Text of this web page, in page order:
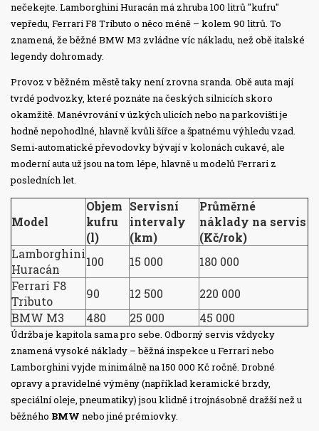
nečekejte. Lamborghini Huracán má zhruba 100 litrů "kufru"
vepředu, Ferrari F8 Tributo o něco méně – kolem 90 litrů. To
znamená, že běžné BMW M3 zvládne víc nákladu, než obě italské
legendy dohromady.
Provoz v běžném městě taky není zrovna sranda. Obě auta mají
tvrdé podvozky, které poznáte na českých silnicích skoro
okamžitě. Manévrování v úzkých ulicích nebo na parkovišti je
hodně nepohodlné, hlavně kvůli šířce a špatnému výhledu vzad.
Semi-automatické převodovky bývají v kolonách cukavé, ale
moderní auta už jsou na tom lépe, hlavně u modelů Ferrari z
posledních let.
Model
Objem
kufru
(l)
Servisní
intervaly
(km)
Průměrné
náklady na servis
(Kč/rok)
Lamborghini
Huracán
100 15 000
180 000
Ferrari F8
Tributo
90 12 500
220 000
BMW M3
480 25 000 45 000
Údržba je kapitola sama pro sebe. Odborný servis vždycky
znamená vysoké náklady – běžná inspekce u Ferrari nebo
Lamborghini vyjde minimálně na 150 000 Kč ročně. Drobné
opravy a pravidelné výměny (například keramické brzdy,
speciální oleje, pneumatiky) jsou klidně i trojnásobně dražší než u
běžného BMW nebo jiné prémiovky.